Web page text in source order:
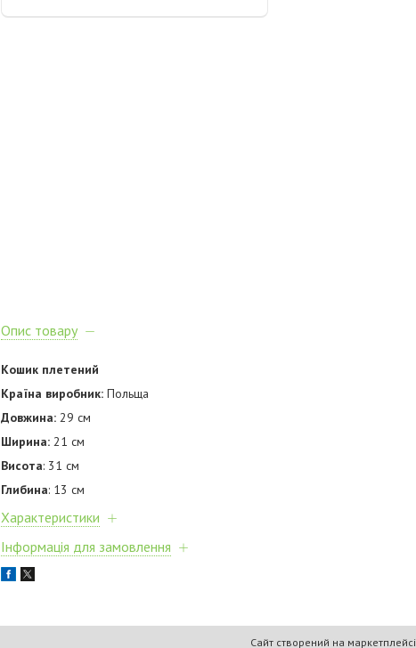
Опис товару
Кошик плетений
Країна виробник: Польща
Довжина: 29 см
Ширина: 21 см
Висота: 31 см
Глибина: 13 см
Характеристики
Інформація для замовлення
Сайт створений на маркетплейсі